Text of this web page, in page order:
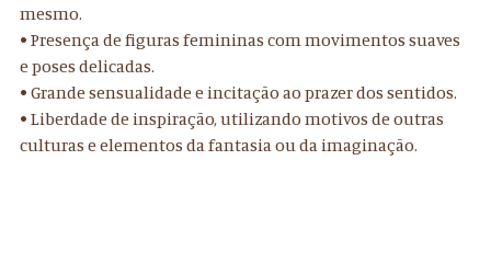
mesmo.
• Presença de figuras femininas com movimentos suaves
e poses delicadas.
• Grande sensualidade e incitação ao prazer dos sentidos.
• Liberdade de inspiração, utilizando motivos de outras
culturas e elementos da fantasia ou da imaginação.